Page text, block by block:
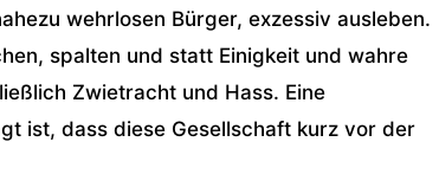
wehrlosen Bürger, exzessiv ausleben.
spalten und statt Einigkeit und wahre
Zwietracht und Hass. Eine
ist, dass diese Gesellschaft kurz vor der